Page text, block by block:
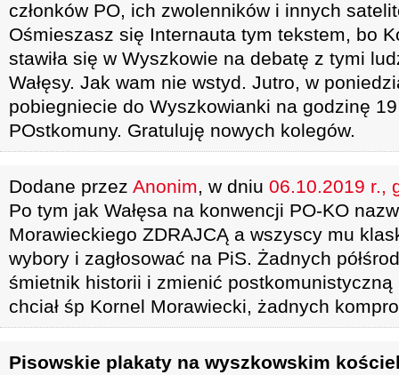
członków PO, ich zwolenników i innych
Ośmieszasz się Internauta tym tekstem, bo
stawiła się w Wyszkowie na debatę z tymi
Wałęsy. Jak wam nie wstyd. Jutro, w
pobiegniecie do Wyszkowianki na godzinę
POstkomuny. Gratuluję nowych kolegów.
Dodane przez Anonim, w dniu 06.10.2019 r.,
Po tym jak Wałęsa na konwencji PO-KO
Morawieckiego ZDRAJCĄ a wszyscy mu
wybory i zagłosować na PiS. Żadnych
śmietnik historii i zmienić postkomunistyczną
chciał śp Kornel Morawiecki, żadnych
Pisowskie plakaty na wyszkowskim